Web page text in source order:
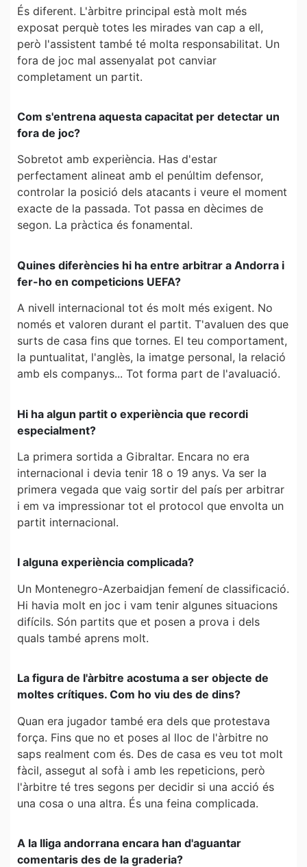
És diferent. L'àrbitre principal està molt més
exposat perquè totes les mirades van cap a ell,
però l'assistent també té molta responsabilitat. Un
fora de joc mal assenyalat pot canviar
completament un partit.
Com s'entrena aquesta capacitat per detectar un
fora de joc?
Sobretot amb experiència. Has d'estar
perfectament alineat amb el penúltim defensor,
controlar la posició dels atacants i veure el moment
exacte de la passada. Tot passa en dècimes de
segon. La pràctica és fonamental.
Quines diferències hi ha entre arbitrar a Andorra i
fer-ho en competicions UEFA?
A nivell internacional tot és molt més exigent. No
només et valoren durant el partit. T'avaluen des que
surts de casa fins que tornes. El teu comportament,
la puntualitat, l'anglès, la imatge personal, la relació
amb els companys... Tot forma part de l'avaluació.
Hi ha algun partit o experiència que recordi
especialment?
La primera sortida a Gibraltar. Encara no era
internacional i devia tenir 18 o 19 anys. Va ser la
primera vegada que vaig sortir del país per arbitrar
i em va impressionar tot el protocol que envolta un
partit internacional.
I alguna experiència complicada?
Un Montenegro-Azerbaidjan femení de classificació.
Hi havia molt en joc i vam tenir algunes situacions
difícils. Són partits que et posen a prova i dels
quals també aprens molt.
La figura de l'àrbitre acostuma a ser objecte de
moltes crítiques. Com ho viu des de dins?
Quan era jugador també era dels que protestava
força. Fins que no et poses al lloc de l'àrbitre no
saps realment com és. Des de casa es veu tot molt
fàcil, assegut al sofà i amb les repeticions, però
l'àrbitre té tres segons per decidir si una acció és
una cosa o una altra. És una feina complicada.
A la lliga andorrana encara han d'aguantar
comentaris des de la graderia?